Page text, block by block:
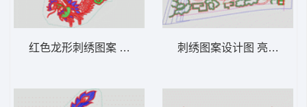
红色龙形刺绣图案 龙动物 刺绣图案设计图 亮片 珠片